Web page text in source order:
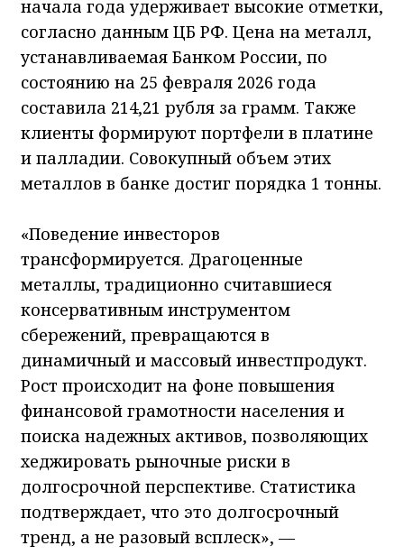
начала года удерживает высокие отметки,
согласно данным ЦБ РФ. Цена на металл,
устанавливаемая Банком России, по
состоянию на 25 февраля 2026 года
составила 214,21 рубля за грамм. Также
клиенты формируют портфели в платине
и палладии. Совокупный объем этих
металлов в банке достиг порядка 1 тонны.
«Поведение инвесторов
трансформируется. Драгоценные
металлы, традиционно считавшиеся
консервативным инструментом
сбережений, превращаются в
динамичный и массовый инвестпродукт.
Рост происходит на фоне повышения
финансовой грамотности населения и
поиска надежных активов, позволяющих
хеджировать рыночные риски в
долгосрочной перспективе. Статистика
подтверждает, что это долгосрочный
тренд, а не разовый всплеск», —